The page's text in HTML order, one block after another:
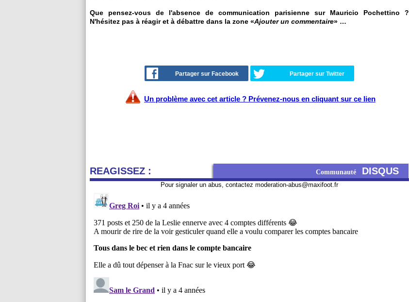
Que pensez-vous de l'absence de communication parisienne sur Mauricio Pochettino ?
N'hésitez pas à réagir et à débattre dans la zone «Ajouter un commentaire» …
Partager sur Facebook Partager sur Twitter
Un problème avec cet article ? Prévenez-nous en cliquant sur ce lien
REAGISSEZ : Communauté DISQUS
Pour signaler un abus, contactez moderation-abus@maxifoot.fr